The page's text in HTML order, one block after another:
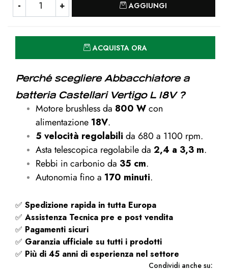
AGGIUNGI
ACQUISTA ORA
Perché scegliere Abbacchiatore a
batteria Castellari Vertigo L 18V ?
Motore brushless da 800 Wcon
alimentazione 18V.
5 velocità regolabili da 680 a 1100 rpm.
Asta telescopica regolabile da 2,4 a 3,3 m.
Rebbi in carbonio da 35 cm.
Autonomia fino a 170 minuti.
✅ Spedizione rapida in tutta Europa
✅ Assistenza Tecnica pre e post vendita
✅ Pagamenti sicuri
✅ Garanzia ufficiale su tutti i prodotti
✅ Più di 45 anni di esperienza nel settore
Condividi anche su: